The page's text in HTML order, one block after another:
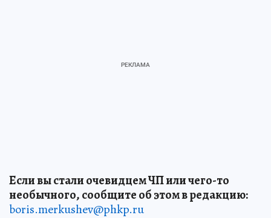
Если вы стали очевидцем ЧП или чего-то
необычного, сообщите об этом в редакцию:
boris.merkushev@phkp.ru